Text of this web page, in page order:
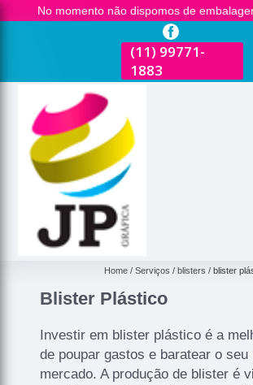
No momento não dispomos de
(11) 99771-
1883
Home Serviços blisters blister
Blister Plástico
Investir em blister plástico é a
de poupar gastos e baratear o seu
mercado. A produção de blister é